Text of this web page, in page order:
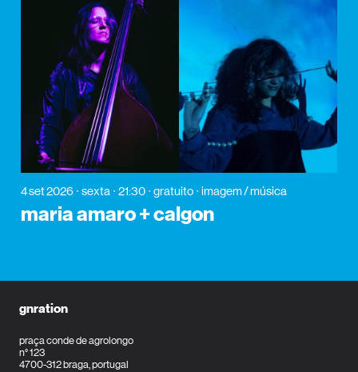
4 set 2026 sexta 21:30 gratuito imagem / música
maria amaro + calgon
gnration
praça conde de agrolongo
n° 123
4700-312 braga, portugal